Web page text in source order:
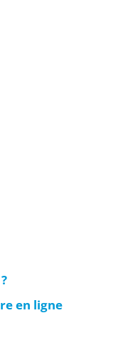
en ligne